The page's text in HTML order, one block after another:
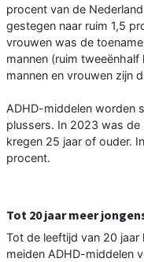
procent van de
gestegen naar ruim 1,5
vrouwen was de
mannen (ruim
mannen en vrouwen zijn
ADHD-middelen worden
plussers. In 2023 was
kregen 25 jaar of ouder.
procent.
Tot 20 jaar meer
Tot de leeftijd van 20
meiden ADHD-middelen